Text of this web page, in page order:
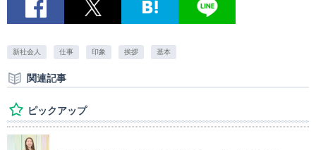
新社会人 仕事 印象 挨拶 基本
関連記事
ピックアップ